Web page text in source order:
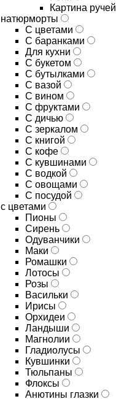
Картина ручей
натюрморты
С цветами
С баранками
Для кухни
C букетом
C бутылками
C вазой
C вином
C фруктами
C дичью
C зеркалом
C книгой
C кофе
C кувшинами
C водкой
C овощами
C посудой
с цветами
Пионы
Сирень
Одуванчики
Маки
Ромашки
Лотосы
Розы
Васильки
Ирисы
Орхидеи
Ландыши
Магнолии
Гладиолусы
Кувшинки
Тюльпаны
Флоксы
Анютины глазки